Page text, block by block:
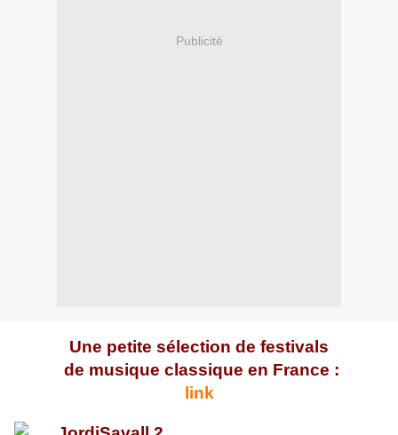
Publicité
Une petite sélection de festivals
de musique classique en France :
link